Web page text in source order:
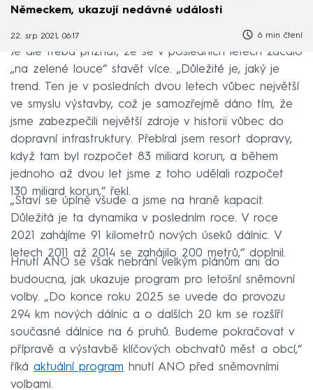
Německem, ukazují nedávné události
22. srp 2021, 06:17 6 min čtení
Je ale třeba přiznat, že se v posledních letech začalo
„na zelené louce“ stavět více. „Důležité je, jaký je
trend. Ten je v posledních dvou letech vůbec největší
ve smyslu výstavby, což je samozřejmě dáno tím, že
jsme zabezpečili největší zdroje v historii vůbec do
dopravní infrastruktury. Přebíral jsem resort dopravy,
když tam byl rozpočet 83 miliard korun, a během
jednoho až dvou let jsme z toho udělali rozpočet
130 miliard korun,“ řekl.
„Staví se úplně všude a jsme na hraně kapacit.
Důležitá je ta dynamika v posledním roce. V roce
2021 zahájíme 91 kilometrů nových úseků dálnic. V
letech 2011 až 2014 se zahájilo 200 metrů,“ doplnil.
Hnutí ANO se však nebrání velkým plánům ani do
budoucna, jak ukazuje program pro letošní sněmovní
volby. „Do konce roku 2025 se uvede do provozu
294 km nových dálnic a o dalších 20 km se rozšíří
současné dálnice na 6 pruhů. Budeme pokračovat v
přípravě a výstavbě klíčových obchvatů měst a obcí,“
říká aktuální program hnutí ANO před sněmovními
volbami.